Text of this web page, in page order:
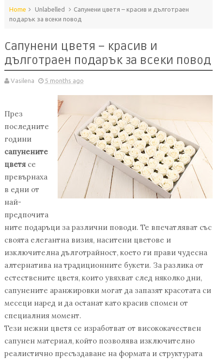
Home Unlabelled
Сапунени цветя – красив и дълготраен
подарък за всеки повод
Сапунени цветя – красив и
дълготраен подарък за всеки повод
Vasilena 5 months ago
През
последните
години
сапунените
цветясе
превърнаха
в едни от
най-
предпочита
ните подаръци за различни поводи. Те впечатляват със
своята елегантна визия, наситени цветове и
изключителна дълготрайност, което ги прави чудесна
алтернатива на традиционните букети. За разлика от
естествените цветя, които увяхват след няколко дни,
сапунените аранжировки могат да запазят красотата си
месеци наред и да останат като красив спомен от
специалния момент.
Тези нежни цветя се изработват от висококачествен
сапунен материал, който позволява изключително
реалистично пресъздаване на формата и структурата